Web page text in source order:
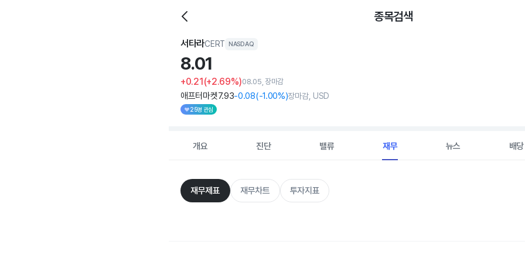
종목검색
서타라CERT NASDAQ
8.01
+0.21(+2.69%)08.05, 장마감
애프터마켓7.93-0.08(-1.00%)장마감, USD
25명 관심
개요 진단 밸류 재무 뉴스 배당
재무제표 재무차트 투자지표